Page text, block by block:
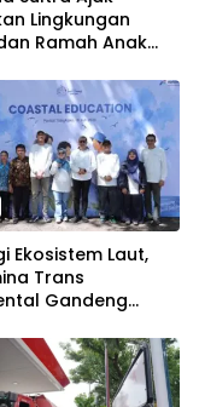
Lingkungan
Ramah Anak
2026
Ekosistem Laut,
Trans
Gandeng
Pantai di
Sulawesi